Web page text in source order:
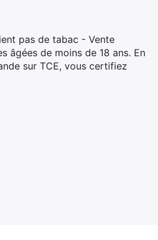
pas de tabac - Vente
âgées de moins de 18 ans. En
sur TCE, vous certifiez